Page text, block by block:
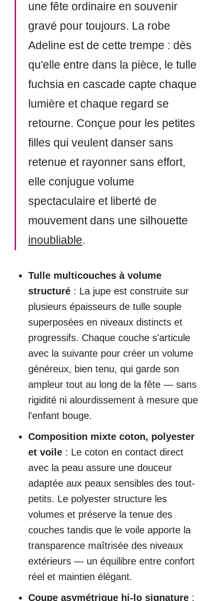
une fête ordinaire en souvenir
gravé pour toujours. La robe
Adeline est de cette trempe : dès
qu'elle entre dans la pièce, le tulle
fuchsia en cascade capte chaque
lumière et chaque regard se
retourne. Conçue pour les petites
filles qui veulent danser sans
retenue et rayonner sans effort,
elle conjugue volume
spectaculaire et liberté de
mouvement dans une silhouette
inoubliable.
Tulle multicouches à volume
structuré : La jupe est construite sur
plusieurs épaisseurs de tulle souple
superposées en niveaux distincts et
progressifs. Chaque couche s'articule
avec la suivante pour créer un volume
généreux, bien tenu, qui garde son
ampleur tout au long de la fête — sans
rigidité ni alourdissement à mesure que
l'enfant bouge.
Composition mixte coton, polyester
et voile : Le coton en contact direct
avec la peau assure une douceur
adaptée aux peaux sensibles des tout-
petits. Le polyester structure les
volumes et préserve la tenue des
couches tandis que le voile apporte la
transparence maîtrisée des niveaux
extérieurs — un équilibre entre confort
réel et maintien élégant.
Coupe asymétrique hi-lo signature :